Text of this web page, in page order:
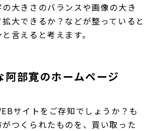
大きさのバランスや画像の大き
大できるか？などが整っていると
言えると考えます。
阿部寛のホームページ
サイトをご存知でしょうか？も
つくられたものを、買い取った